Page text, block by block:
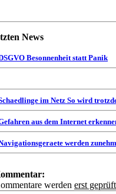
News
Besonnenheit statt Panik
im Netz So wird
aus dem Internet
werden
werden erst